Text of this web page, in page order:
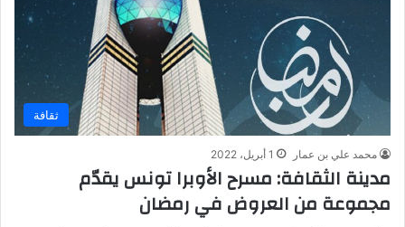
ثقافة
محمد علي بن عمار 1 أبريل، 2022
مدينة الثقافة: مسرح الأوبرا تونس يقدّم
مجموعة من العروض في رمضان